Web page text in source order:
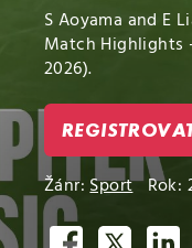
S Aoyama and E
Match Highlights
2026).
Žánr:Sport Rok: